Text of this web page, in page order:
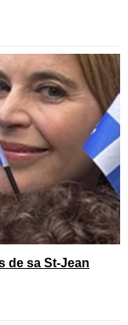
de sa St-Jean